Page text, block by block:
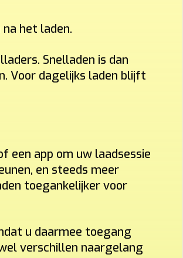
het laden.
Snelladen is dan
Voor dagelijks laden blijft
een app om uw laadsessie
en steeds meer
toegankelijker voor
u daarmee toegang
verschillen naargelang